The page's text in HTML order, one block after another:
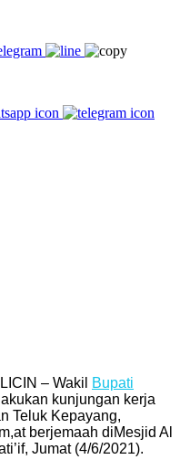
– Wakil
Bupati
kunjungan kerja
Teluk Kepayang,
berjemaah diMesjid Al
Jumat (4/6/2021).